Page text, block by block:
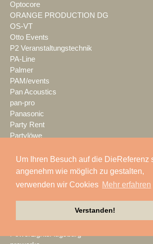
Um Ihren Besuch auf die DieReferenz
angenehm wie möglich zu gestalten,
verwenden wir Cookies Mehr erfahren
Verstanden!
Optocore
ORANGE PRODUCTION DG
OS-VT
Otto Events
P2 Veranstaltungstechnik
PA-Line
Palmer
PAM/events
Pan Acoustics
pan-pro
Panasonic
Party Rent
Partylöwe
perfect sound
Pico Interactive
PlexusAV